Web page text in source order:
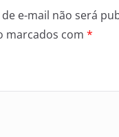
e-mail não será
marcados com *